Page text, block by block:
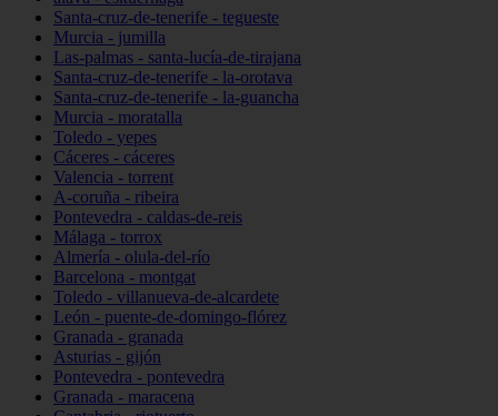
Santa-cruz-de-tenerife - tegueste
Murcia - jumilla
Las-palmas - santa-lucía-de-tirajana
Santa-cruz-de-tenerife - la-orotava
Santa-cruz-de-tenerife - la-guancha
Murcia - moratalla
Toledo - yepes
Cáceres - cáceres
Valencia - torrent
A-coruña - ribeira
Pontevedra - caldas-de-reis
Málaga - torrox
Almería - olula-del-río
Barcelona - montgat
Toledo - villanueva-de-alcardete
León - puente-de-domingo-flórez
Granada - granada
Asturias - gijón
Pontevedra - pontevedra
Granada - maracena